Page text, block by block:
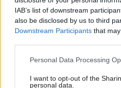
IAB’s list of downstream
also be disclosed by us to third
Downstream Participants that
Please note that this website/app
not limited to your visit or usage
Personal Data Processing
I want to opt-out of the
personal data.